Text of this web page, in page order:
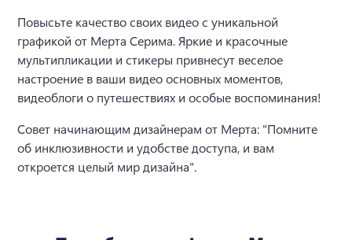
Повысьте качество своих видео с уникальной
графикой от Мерта Серима. Яркие и красочные
мультипликации и стикеры привнесут веселое
настроение в ваши видео основных моментов,
видеоблоги о путешествиях и особые воспоминания!
Совет начинающим дизайнерам от Мерта: "Помните
об инклюзивности и удобстве доступа, и вам
откроется целый мир дизайна".